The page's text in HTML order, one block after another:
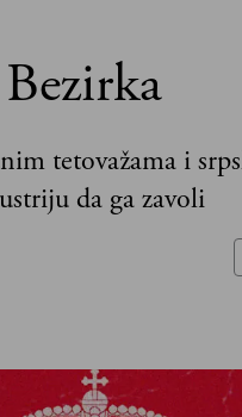
tetovažama i
da ga zavoli